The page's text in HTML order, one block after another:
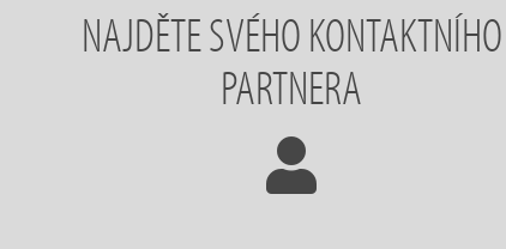
NAJDĚTE SVÉHO KONTAKTNÍHO
PARTNERA